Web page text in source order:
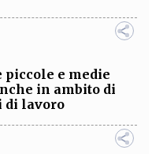
e medie
in ambito di
di lavoro